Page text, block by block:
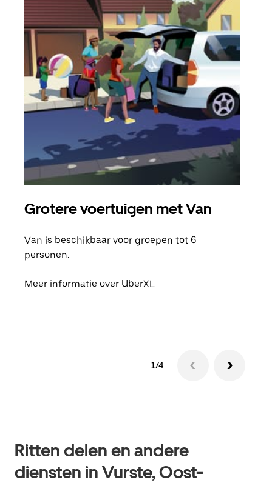
Grotere voertuigen met Van
Van is beschikbaar voor groepen tot 6
personen.
Meer informatie over UberXL
1/4
Ritten delen en andere
diensten in Vurste, Oost-